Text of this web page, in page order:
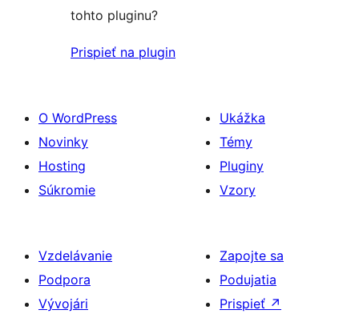
tohto pluginu?
Prispieť na plugin
O WordPress
Novinky
Hosting
Súkromie
Ukážka
Témy
Pluginy
Vzory
Vzdelávanie
Podpora
Vývojári
Zapojte sa
Podujatia
Prispieť ↗